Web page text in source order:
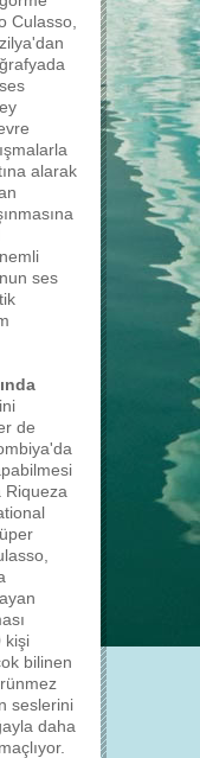
Culasso,
alarak
ses
de
Riqueza
kişi
bilinen
seslerini
daha